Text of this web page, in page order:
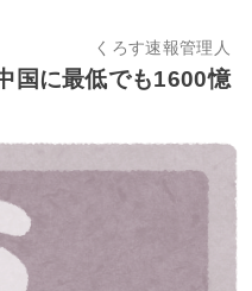
くろす速報管理人
国に最低でも1600憶